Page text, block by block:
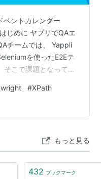
ベントカレンダー
じめに ヤプリでQAエ
チームでは、 Yappli
を使ったE2Eテ
そこで課題となってい
確認する際、目視で
ブラウザ上の要素操
、実行完了までに時
#XPath
もっと見る
432 ブックマーク